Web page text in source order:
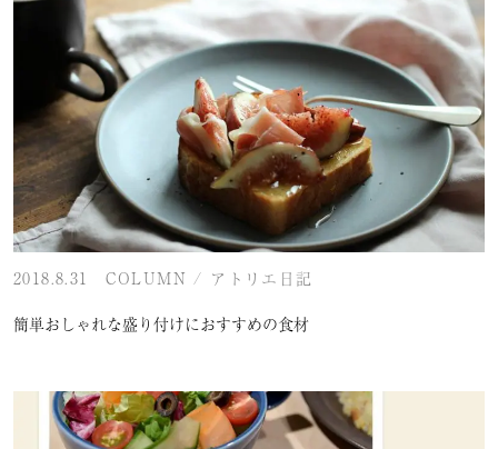
2018.8.31 COLUMN / アトリエ日記
簡単おしゃれな盛り付けにおすすめの食材